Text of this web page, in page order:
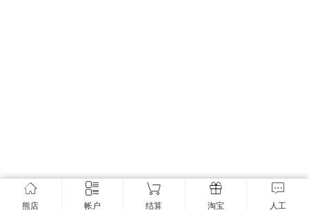
熊店 帐户 结算 淘宝 人工